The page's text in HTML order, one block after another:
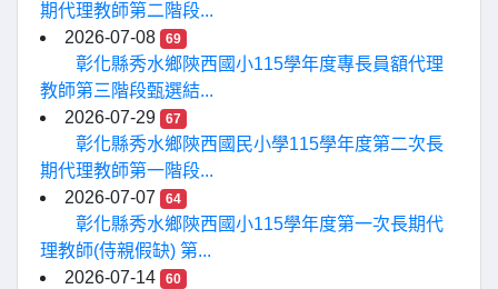
期代理教師第二階段...
2026-07-08
69
彰化縣秀水鄉陝西國小115學年度專長員額代理
教師第三階段甄選結...
2026-07-29
67
彰化縣秀水鄉陝西國民小學115學年度第二次長
期代理教師第一階段...
2026-07-07
64
彰化縣秀水鄉陝西國小115學年度第一次長期代
理教師(侍親假缺) 第...
2026-07-14
60